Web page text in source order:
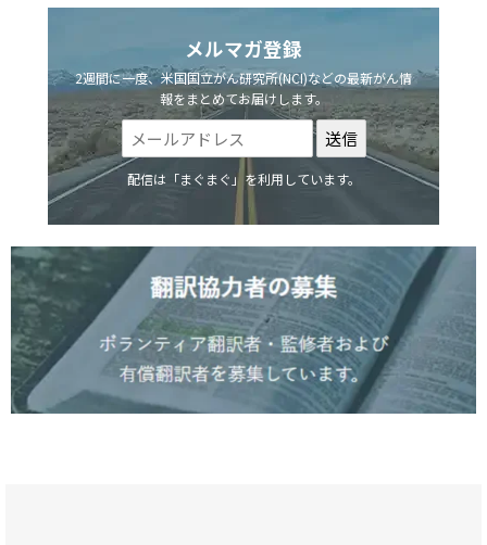
メルマガ登録
2週間に一度、米国国立がん研究所(NCI)などの最新がん情
報をまとめてお届けします。
配信は「まぐまぐ」を利用しています。